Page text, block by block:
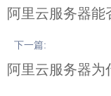
阿里云服务器能
下一篇:
阿里云服务器